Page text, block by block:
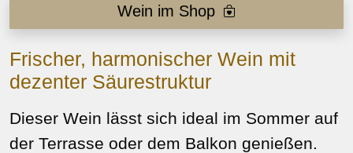
Frischer, harmonischer Wein mit
dezenter Säurestruktur
Dieser Wein lässt sich ideal im Sommer auf
der Terrasse oder dem Balkon genießen.
Wein im Shop